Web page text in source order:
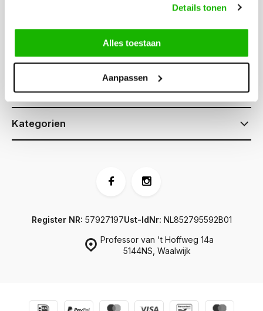
Details tonen
Alles toestaan
Aanpassen
Kundendienst
Informationen
Kategorien
Professor van 't Hoffweg 14a
5144NS, Waalwijk
Register NR: 57927197Ust-IdNr: NL852795592B01